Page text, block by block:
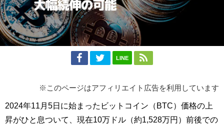
LINE
※このページはアフィリエイト広告を利用しています
2024年11月5日に始まったビットコイン（BTC）価格の上
昇がひと息ついて、現在10万ドル（約1,528万円）前後での